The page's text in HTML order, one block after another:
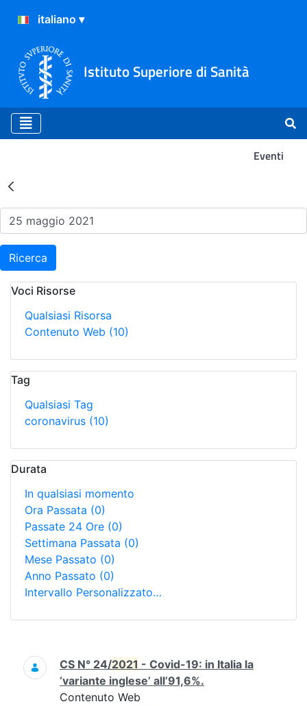
Istituto Superiore di Sanità
Eventi
Risultati della Ricerca -
Ricerca
Voci Risorse
Qualsiasi Risorsa
Contenuto Web (10)
Tag
Qualsiasi Tag
coronavirus (10)
Durata
In qualsiasi momento
Ora Passata (0)
Passate 24 Ore (0)
Settimana Passata (0)
Mese Passato (0)
Anno Passato (0)
Intervallo Personalizzato…
Ricerca
CS N° 24/2021 - Covid-19: in Italia la
‘variante inglese’ all’91,6%.
Contenuto Web